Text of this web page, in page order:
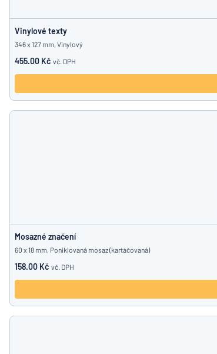
Vinylové texty
346 x 127 mm, Vinylový
455.00 Kč vč. DPH
Mosazné značení
60 x 18 mm, Poniklovaná mosaz (kartáčovaná)
158.00 Kč vč. DPH